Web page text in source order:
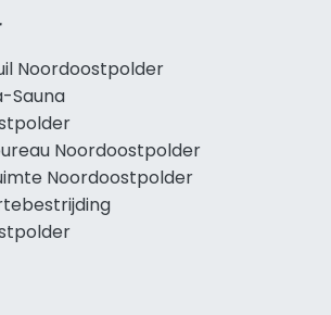
Noordoostpolder
Sauna
Noordoostpolder
Noordoostpolder